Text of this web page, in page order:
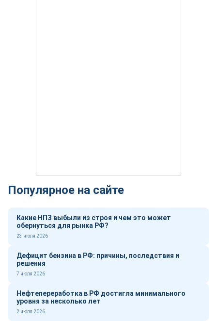
Популярное на сайте
Какие НПЗ выбыли из строя и чем это может
обернуться для рынка РФ?
23 июля 2026
Дефицит бензина в РФ: причины, последствия и
решения
7 июля 2026
Нефтепереработка в РФ достигла минимального
уровня за несколько лет
2 июля 2026